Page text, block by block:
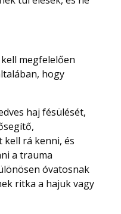
megfelelően
hogy
haj fésülését,
rá kenni, és
a trauma
óvatosnak
ritka a hajuk vagy